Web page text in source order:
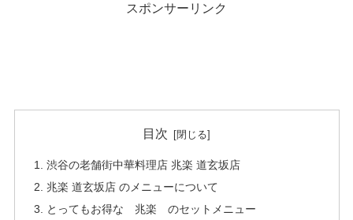
スポンサーリンク
目次
渋谷の老舗街中華料理店 兆楽 道玄坂店
兆楽 道玄坂店 のメニューについて
とってもお得な 兆楽 のセットメニュー